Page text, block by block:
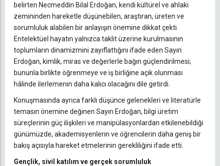
belirten Necmeddin Bilal Erdoğan, kendi kültürel ve ahlaki
zemininden hareketle düşünebilen, araştıran, üreten ve
sorumluluk alabilen bir anlayışın önemine dikkat çekti.
Entelektüel hayatın yalnızca taklit üzerine kurulmasının
toplumların dinamizmini zayıflattığını ifade eden Sayın
Erdoğan, kimlik, miras ve değerlerle bağın güçlendirilmesi;
bununla birlikte öğrenmeye ve iş birliğine açık olunması
hâlinde ilerlemenin daha kalıcı olacağını dile getirdi.
Konuşmasında ayrıca farklı düşünce gelenekleri ve literatürle
temasın önemine değinen Sayın Erdoğan, bilgi üretim
süreçlerinin güç ilişkileri ve manipülasyonlardan etkilenebildiği
günümüzde, akademisyenlerin ve öğrencilerin daha geniş bir
bakış açısıyla hareket etmelerinin gerekliliğini ifade etti.
Gençlik, sivil katılım ve gerçek sorumluluk